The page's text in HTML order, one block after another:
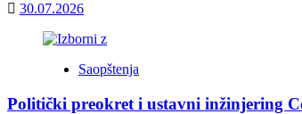
30.07.2026
Saopštenja
Politički preokret i ustavni inžinjering